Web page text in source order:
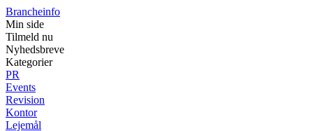
Brancheinfo
Min side
Tilmeld nu
Nyhedsbreve
Kategorier
PR
Events
Revision
Kontor
Lejemål